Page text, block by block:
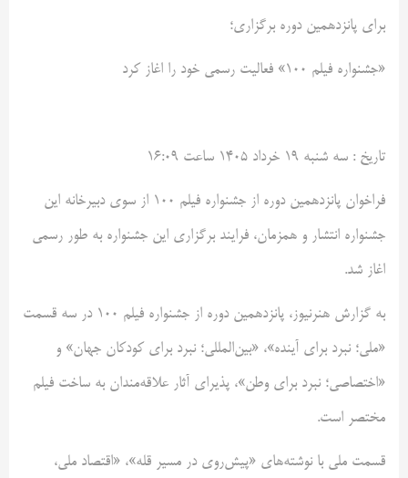
برای پانزدهمین دوره برگزاری؛
«جشنواره فیلم ۱۰۰» فعالیت رسمی خود را اغاز کرد
تاريخ : سه شنبه ۱۹ خرداد ۱۴۰۵ ساعت ۱۶:۰۹
فراخوان پانزدهمین دوره از جشنواره فیلم ۱۰۰ از سوی دبیرخانه این
جشنواره انتشار و همزمان، فرایند برگزاری این جشنواره به طور رسمی
اغاز شد.
به گزارش هنرنیوز، پانزدهمین دوره از جشنواره فیلم ۱۰۰ در سه قسمت
«ملی؛ نبرد برای آینده»، «بین‌المللی؛ نبرد برای کودکان جهان» و
«اختصاصی؛ نبرد برای وطن»، پذیرای آثار علاقه‌مندان به ساخت فیلم
مختصر است.
قسمت ملی با نوشته‌های «پیش‌روی در مسیر قله»، «اقتصاد ملی،